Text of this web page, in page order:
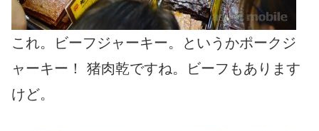
これ。ビーフジャーキー。というかポークジ
ャーキー！ 猪肉乾ですね。ビーフもあります
けど。